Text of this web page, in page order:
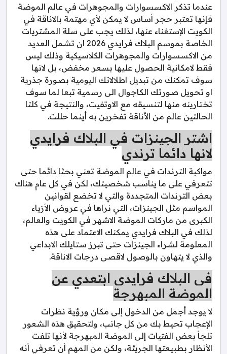
عندما تذكر الاكسسوارات والمجوهرات في عالم الموضة
فإنها تعتبر حجر أساس لا يمكن لأي مهتمة بالاناقة في
الكويت الإستغناء عنها، لذلك يجب على سلة المشتريات
الخاصة بموسم البلاك فرايدي 2026 ان تشمل العديد
من الاكسسوارات والمجوهرات الكلاسيكية وذلك ليس
فقط لامكانية الحصول عليها بسعر مخفض، بل لانها
سوف تمكنك من تبديل اطلالاتك اليومية بصورة جذرية
او تحويل صورتك الكاجوال الى رسمية تبعا لما سوف
تختارينه منها لتنسيقه مع الاوتفيت، والنتيجة في كلتا
الحالتين عالم من الأناقة تفخرين به أينما حللت.
اشتر الجينزات في البلاك فرايدي
لانها دائما ترندي
مواكبة الترندات في عالم الموضة تعني بحثا دائما حتى
تتعرفي على ما يناسب شخصيتك، لكن في كل عام هناك
بعض الترندات المتجددة والتي لا تخضع لقوانين
المواسم مثل الجينزات، التي نراها في عروض الأزياء
الكبرى من ماركات الموضة الاشهر في الكويت والعالم،
لذلك في البلاك فرايدي يمكنك الاعتماد على هذه
المعلومة لشراء الجينزات حتى تبرز ستايلك الابداعي
والذي لا يتهاون بالوصول لاقصى درجات الاناقة.
في البلاك فرايدي ابتعدي عن
الموضة المبهرجة
لا يوجد أجمل من الدخول إلى مكان ورؤية نظرات
الإعجاب تحيط بك من كل جانب، ولتحقيق هذه الشعور
تلجأ بعض الفتيات إلى الموضة المبهرجة لأنها تلفت
الأنظار بطبيعتها الجريئة، ولكن من المهم أن تعرفي أنه